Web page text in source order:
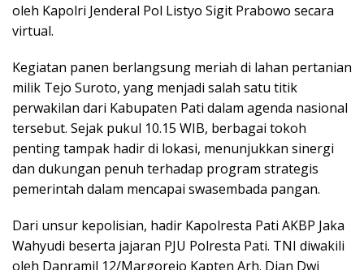
oleh Kapolri Jenderal Pol Listyo Sigit Prabowo secara
virtual.
Kegiatan panen berlangsung meriah di lahan pertanian
milik Tejo Suroto, yang menjadi salah satu titik
perwakilan dari Kabupaten Pati dalam agenda nasional
tersebut. Sejak pukul 10.15 WIB, berbagai tokoh
penting tampak hadir di lokasi, menunjukkan sinergi
dan dukungan penuh terhadap program strategis
pemerintah dalam mencapai swasembada pangan.
Dari unsur kepolisian, hadir Kapolresta Pati AKBP Jaka
Wahyudi beserta jajaran PJU Polresta Pati. TNI diwakili
oleh Danramil 12/Margorejo Kapten Arh. Dian Dwi